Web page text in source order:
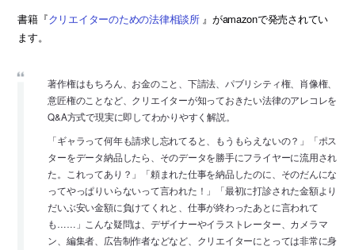
書籍『クリエイターのための法律相談所 』がamazonで発売されてい
ます。
著作権はもちろん、お金のこと、下請法、パブリシティ権、肖像権、
意匠権のことなど、クリエイターが知っておきたい法律のアレコレを
Q&A方式で現実に即してわかりやすく解説。
「ギャラって何年も請求し忘れてると、もうもらえないの？」「ポス
ターをデータ納品したら、そのデータを勝手にフライヤーに流用され
た。これってあり？」「頼まれた仕事を納品したのに、そのだんにな
ってやっぱりいらないって言われた！」「最初に打診された金額より
だいぶ安い金額に負けてくれと、仕事が終わったあとに言われて
も……」こんな疑問は、デザイナーやイラストレーター、カメラマ
ン、編集者、広告制作者などなど、クリエイターにとっては非常に身